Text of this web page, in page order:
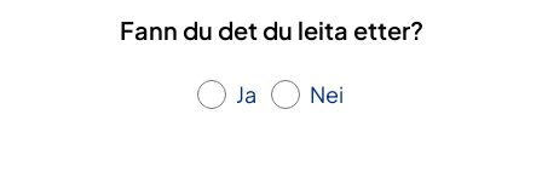
Fann du det du leita etter?
Ja Nei